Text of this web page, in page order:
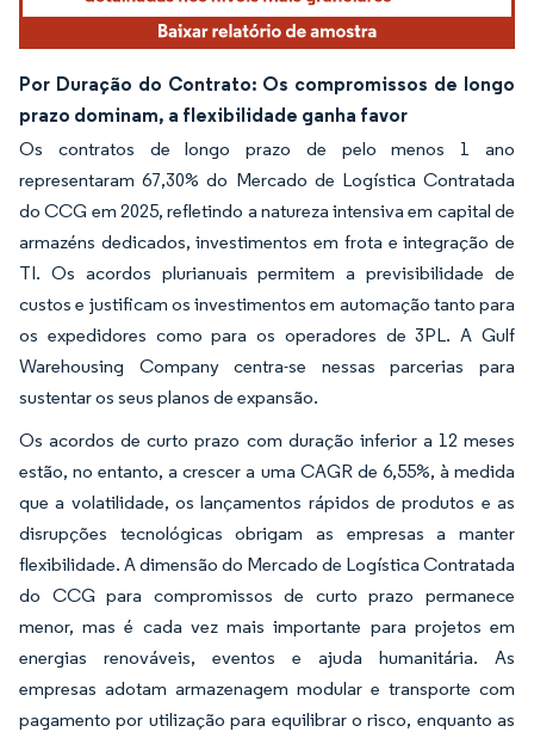
Por Duração do Contrato: Os compromissos de longo
prazo dominam, a flexibilidade ganha favor
Os contratos de longo prazo de pelo menos 1 ano
representaram 67,30% do Mercado de Logística Contratada
do CCG em 2025, refletindo a natureza intensiva em capital de
armazéns dedicados, investimentos em frota e integração de
TI. Os acordos plurianuais permitem a previsibilidade de
custos e justificam os investimentos em automação tanto para
os expedidores como para os operadores de 3PL. A Gulf
Warehousing Company centra-se nessas parcerias para
sustentar os seus planos de expansão.
Os acordos de curto prazo com duração inferior a 12 meses
estão, no entanto, a crescer a uma CAGR de 6,55%, à medida
que a volatilidade, os lançamentos rápidos de produtos e as
disrupções tecnológicas obrigam as empresas a manter
flexibilidade. A dimensão do Mercado de Logística Contratada
do CCG para compromissos de curto prazo permanece
menor, mas é cada vez mais importante para projetos em
energias renováveis, eventos e ajuda humanitária. As
empresas adotam armazenagem modular e transporte com
pagamento por utilização para equilibrar o risco, enquanto as